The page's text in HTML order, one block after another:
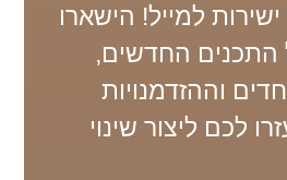
ישירות למייל! הישארו
התכנים החדשים,
וההזדמנויות
לכם ליצור שינוי